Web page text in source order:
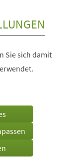
Sie sich damit